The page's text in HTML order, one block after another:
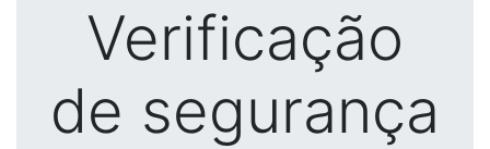
Verificação
de segurança